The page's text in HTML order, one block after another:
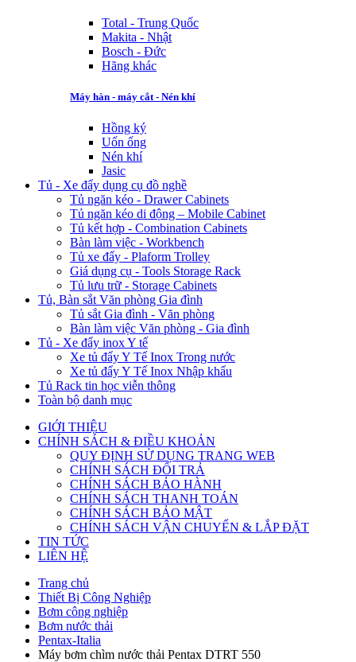
Total - Trung Quốc
Makita - Nhật
Bosch - Đức
Hãng khác
Máy hàn - máy cắt - Nén khí
Hồng ký
Uốn ống
Nén khí
Jasic
Tủ - Xe đẩy dụng cụ đồ nghề
Tủ ngăn kéo - Drawer Cabinets
Tủ ngăn kéo di động – Mobile Cabinet
Tủ kết hợp - Combination Cabinets
Bàn làm việc - Workbench
Tủ xe đẩy - Plaform Trolley
Giá dụng cụ - Tools Storage Rack
Tủ lưu trữ - Storage Cabinets
Tủ, Bàn sắt Văn phòng Gia đình
Tủ sắt Gia đình - Văn phòng
Bàn làm việc Văn phòng - Gia đình
Tủ - Xe đẩy inox Y tế
Xe tủ đẩy Y Tế Inox Trong nước
Xe tủ đẩy Y Tế Inox Nhập khẩu
Tủ Rack tin học viễn thông
Toàn bộ danh mục
GIỚI THIỆU
CHÍNH SÁCH & ĐIỀU KHOẢN
QUY ĐỊNH SỬ DỤNG TRANG WEB
CHÍNH SÁCH ĐỔI TRẢ
CHÍNH SÁCH BẢO HÀNH
CHÍNH SÁCH THANH TOÁN
CHÍNH SÁCH BẢO MẬT
CHÍNH SÁCH VẬN CHUYỂN & LẮP ĐẶT
TIN TỨC
LIÊN HỆ
Trang chủ
Thiết Bị Công Nghiệp
Bơm công nghiệp
Bơm nước thải
Pentax-Italia
Máy bơm chìm nước thải Pentax DTRT 550